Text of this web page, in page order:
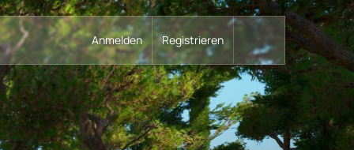
Anmelden Registrieren